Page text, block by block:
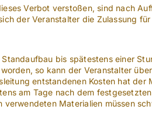
Verbot verstoßen, sind nach
der Veranstalter die Zulassung
bis spätestens einer
so kann der Veranstalter
entstandenen Kosten hat
am Tage nach dem
Materialien müssen